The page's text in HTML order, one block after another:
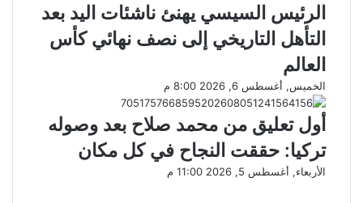
الرئيس السيسي يهنئ ناشئات اليد بعد
التأهل التاريخي إلى نصف نهائي كأس
العالم
الخميس, أغسطس 6, 2026 8:00 م
أول تعليق من محمد صلاح بعد وصوله
تركيا: حققت النجاح في كل مكان
الأربعاء, أغسطس 5, 2026 11:00 م